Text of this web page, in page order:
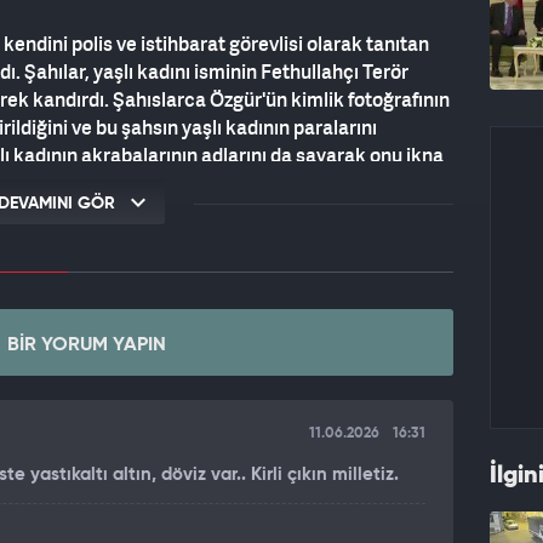
polis ve istihbarat görevlisi olarak tanıtan
Şahılar, yaşlı kadını isminin Fethullahçı Terör
kandırdı. Şahıslarca Özgür'ün kimlik fotoğrafının
ve bu şahsın yaşlı kadının paralarını
kadının akrabalarının adlarını da sayarak onu ikna
meşgul etti. Dolandırıcılar, yaşlı kadına,
alıp, altınlarını ise geri getireceğini söyledi.
ziynet eşyalarını toplayan, Gürcan Özgür,
önüne geçti
olması nedeniyle kuyumcular durumdan
üzerine bölgedeki sivil ekipler çalışma
sadece birkaç metre ilerde bulunan teyze
Gürcan Özgür'den dinleyen polis ekiplerin,
DEVAMINI GÖR
BIR YORUM YAPIN
11.06.2026 16:31
yastıkaltı altın, döviz var.. Kirli çıkın milletiz.